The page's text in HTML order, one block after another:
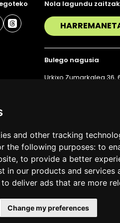
and other tracking
the following purposes: to
, to provide a better
in our products and services
to deliver ads that are more
Change my preferences
Nola lagundu
Bulego nagusia
Urkixo Zumarkalea 36,